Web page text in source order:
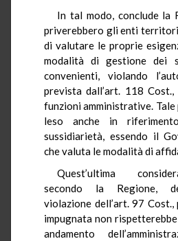
In tal modo, conclude la
priverebbero gli enti
di valutare le proprie
modalità di gestione dei
convenienti, violando
prevista dall’art. 118 Cost.,
funzioni amministrative.
leso anche in
sussidiarietà, essendo il
che valuta le modalità di
Quest’ultima
secondo la Regione,
violazione dell’art. 97
impugnata non
andamento